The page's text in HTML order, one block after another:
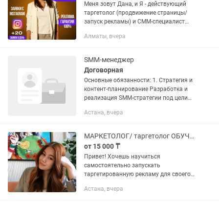
Меня зовут Дана, и Я - действующий
таргетолог (продвижение страницы/
запуск рекламы) и СММ-специалист
Принесла своим клиентам более 30-ти
Алматы, вчера
SMM-менеджер
Договорная
Основные обязанности: 1. Стратегия и
контент-планирование Разработка и
реализация SMM-стратегии под цели
привлечения, tone of voice).
Астана, вчера
МАРКЕТОЛОГ/ таргетолог ОБУЧЕНИЕ
от 15 000 ₸
Привет! Хочешь научиться
самостоятельно запускать
таргетированную рекламу для своего
таргетолога? Или ты хочешь освоить
Астана, вчера